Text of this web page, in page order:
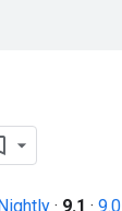
· 9.1 · 9.0